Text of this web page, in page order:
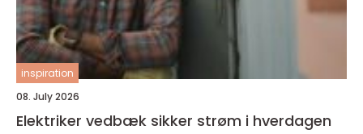
inspiration
08. July 2026
Elektriker vedbæk sikker strøm i hverdagen